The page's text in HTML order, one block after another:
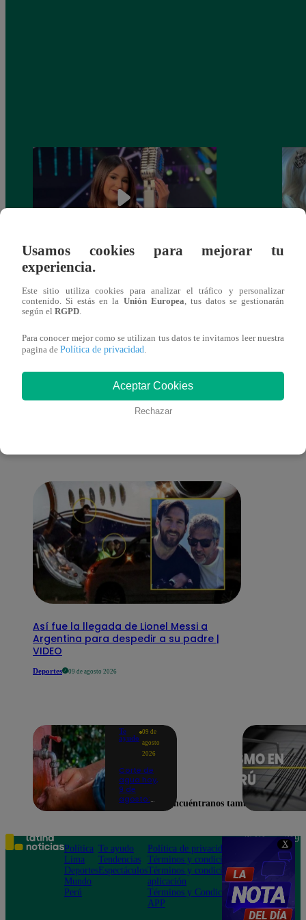
X
¡Imitadora de Laura Pausini se consagró
ganadora de Yo Soy: Nueva Generación!
También te puede
Así fue la llegada de Lionel Messi a
Argentina para despedir a su padre |
VIDEO
Deportes 09 de agosto 2026
Te
ayudo
09 de
agosto
2026
Corte de
agua hoy,
9 de
agosto:
sin el
servicio de
Sedapal
Usamos cookies para mejorar tu
experiencia.
Este sitio utiliza cookies para analizar el tráfico y personalizar
contenido. Si estás en la Unión Europea , tus datos se gestionarán
según el RGPD
Para conocer mejor como se utilizan tus datos te invitamos leer nuestra
pagina de Política de privacidad
Aceptar Cookies
Rechazar
Encuéntranos también en
Política
Lima
Deportes
Mundo
Perú
Te ayudo
Tendencias
Espectáculos
Política de privacidad
Términos y condiciones
Términos y condiciones
aplicación
Términos y Condiciones
APP
Teléfono: 219
Av. San
Felipe 968
Jesús María